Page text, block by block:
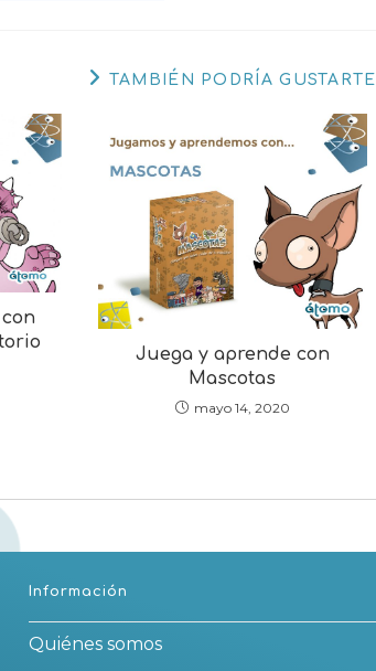
TAMBIÉN PODRÍA GUSTARTE
Juega y aprende con
Mascotas
mayo 14, 2020
Información
Quiénes somos